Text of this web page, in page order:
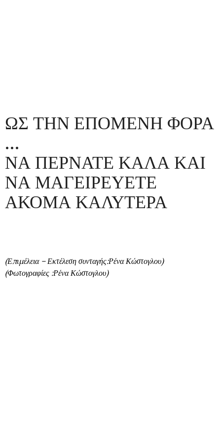
ΩΣ ΤΗΝ ΕΠΟΜΕΝΗ ΦΟΡΑ
…
ΝΑ ΠΕΡΝΑΤΕ ΚΑΛΑ ΚΑΙ
ΝΑ ΜΑΓΕΙΡΕΥΕΤΕ
ΑΚΟΜΑ ΚΑΛΥΤΕΡΑ
(Επιμέλεια – Εκτέλεση συνταγής:Ρένα Κώστογλου)
(Φωτογραφίες :Ρένα Κώστογλου)